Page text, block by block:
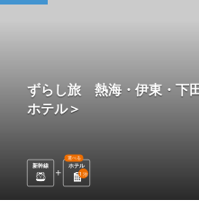
ずらし旅 熱海・伊東・下
ホテル＞
新幹線 ホテル
選べる
1 泊